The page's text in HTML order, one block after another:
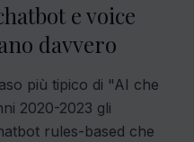
e voice
davvero
più tipico di "AI che
2020-2023 gli
rules-based che